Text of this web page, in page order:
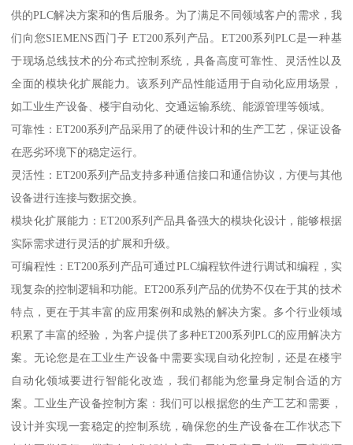
供的PLC解决方案和的售后服务。为了满足不同领域客户的需求，我
们向您SIEMENS西门子 ET200系列产品。ET200系列PLC是一种基
于现场总线技术的分布式控制系统，具备高度可靠性、灵活性以及
全面的模块化扩展能力。该系列产品性能适用于自动化应用场景，
如工业生产设备、楼宇自动化、交通运输系统、能源管理等领域。
可靠性：ET200系列产品采用了的硬件设计和的生产工艺，保证设备
在恶劣环境下的稳定运行。
灵活性：ET200系列产品支持多种通信接口和通信协议，方便与其他
设备进行连接与数据交换。
模块化扩展能力：ET200系列产品具备强大的模块化设计，能够根据
实际需求进行灵活的扩展和升级。
可编程性：ET200系列产品可通过PLC编程软件进行调试和编程，实
现复杂的控制逻辑和功能。ET200系列产品的优势不仅在于其的技术
特点，更在于其丰富的应用案例和成熟的解决方案。多个行业领域
积累了丰富的经验，为客户提供了多种ET200系列PLC的应用解决方
案。无论您是在工业生产设备中需要实现自动化控制，还是在楼宇
自动化领域要进行智能化改造，我们都能为您量身定制合适的方
案。工业生产设备控制方案：我们可以根据您的生产工艺和需要，
设计并实现一套稳定的控制系统，确保您的生产设备在工作状态下